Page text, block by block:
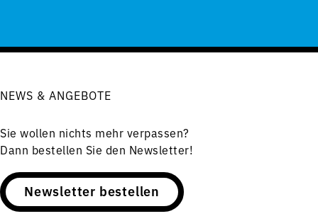
NEWS & ANGEBOTE
Sie wollen nichts mehr verpassen?
Dann bestellen Sie den Newsletter!
Newsletter bestellen